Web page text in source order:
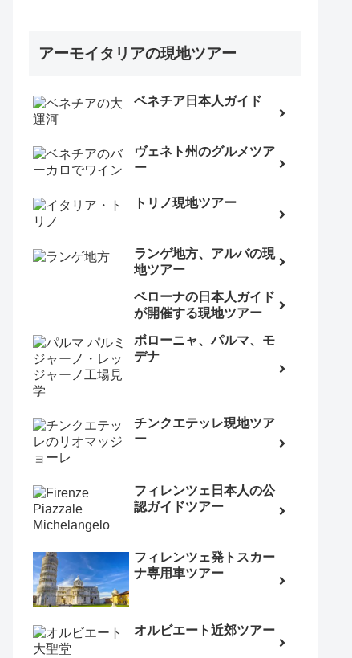
アーモイタリアの現地ツアー
ベネチア日本人ガイド
ヴェネト州のグルメツア
ー
トリノ現地ツアー
ランゲ地方、アルバの現
地ツアー
ベローナの日本人ガイド
が開催する現地ツアー
ボローニャ、パルマ、モ
デナ
チンクエテッレ現地ツア
ー
フィレンツェ日本人の公
認ガイドツアー
フィレンツェ発トスカー
ナ専用車ツアー
オルビエート近郊ツアー